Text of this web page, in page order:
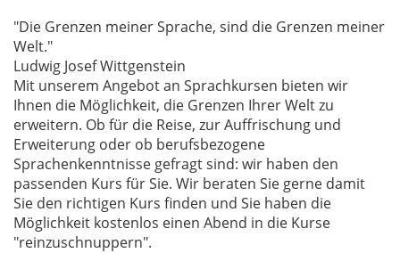
"Die Grenzen meiner Sprache, sind die Grenzen meiner
Welt."
Ludwig Josef Wittgenstein
Mit unserem Angebot an Sprachkursen bieten wir
Ihnen die Möglichkeit, die Grenzen Ihrer Welt zu
erweitern. Ob für die Reise, zur Auffrischung und
Erweiterung oder ob berufsbezogene
Sprachenkenntnisse gefragt sind: wir haben den
passenden Kurs für Sie. Wir beraten Sie gerne damit
Sie den richtigen Kurs finden und Sie haben die
Möglichkeit kostenlos einen Abend in die Kurse
"reinzuschnuppern".